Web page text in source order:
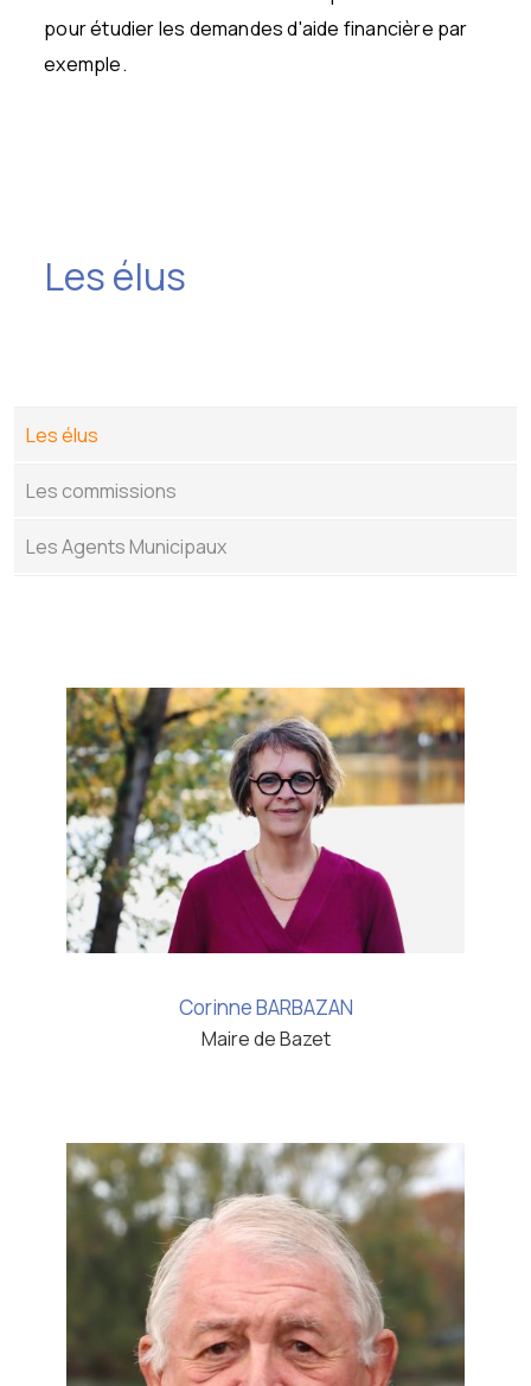
pour étudier les demandes d'aide financière par
exemple.
Les élus
Les élus
Les commissions
Les Agents Municipaux
Corinne BARBAZAN
Maire de Bazet